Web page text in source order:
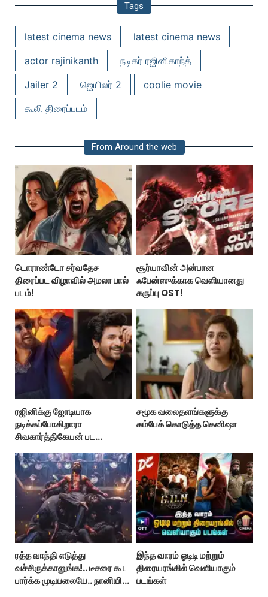
Tags
latest cinema news
latest cinema news
actor rajinikanth
நடிகர் ரஜினிகாந்த்
Jailer 2
ஜெயிலர் 2
coolie movie
கூலி திரைப்படம்
From Around the web
டொராண்டோ சர்வதேச
திரைப்பட விழாவில் அமலா பால்
படம்!
சூர்யாவின் அன்பான
ஃபேன்ஸுக்காக வெளியானது
கருப்பு OST!
ரஜினிக்கு ஜோடியாக
நடிக்கப்போகிறாரா
சிவகார்த்திகேயன் பட
சமூக வலைதளங்களுக்கு
கம்பேக் கொடுத்த கெனிஷா
ரத்த வாந்தி எடுத்து
வச்சிருக்கானுங்க!.. டீசரை கூட
பார்க்க முடியலையே.. நானியின்
இந்த வாரம் ஓடிடி மற்றும்
திரையரங்கில் வெளியாகும்
படங்கள்